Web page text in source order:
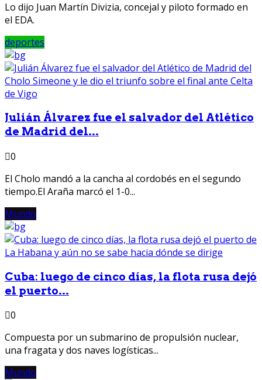
Lo dijo Juan Martín Divizia, concejal y piloto formado en
el EDA.
deportes
Julián Álvarez fue el salvador del Atlético
de Madrid del...
0
El Cholo mandó a la cancha al cordobés en el segundo
tiempo.El Araña marcó el 1-0...
Mundo
Cuba: luego de cinco días, la flota rusa dejó
el puerto...
0
Compuesta por un submarino de propulsión nuclear,
una fragata y dos naves logísticas...
Mundo